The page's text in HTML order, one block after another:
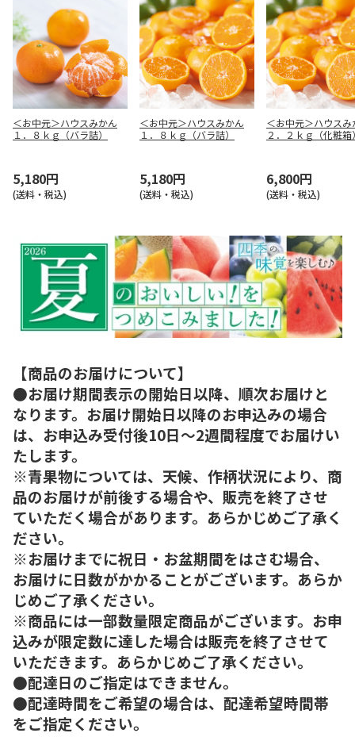
＜お中元＞ハウスみかん
１．８ｋｇ（バラ詰）
5,180円
(送料・税込)
＜お中元＞ハウスみかん
１．８ｋｇ（バラ詰）
5,180円
(送料・税込)
＜お中元＞ハウスみ
２．２ｋｇ（化粧箱
6,800円
(送料・税込)
【商品のお届けについて】
●お届け期間表示の開始日以降、順次お届けと
なります。お届け開始日以降のお申込みの場合
は、お申込み受付後10日～2週間程度でお届けい
たします。
※青果物については、天候、作柄状況により、商
品のお届けが前後する場合や、販売を終了させ
ていただく場合があります。あらかじめご了承く
ださい。
※お届けまでに祝日・お盆期間をはさむ場合、
お届けに日数がかかることがございます。あらか
じめご了承ください。
※商品には一部数量限定商品がございます。お申
込みが限定数に達した場合は販売を終了させて
いただきます。あらかじめご了承ください。
●配達日のご指定はできません。
●配達時間をご希望の場合は、配達希望時間帯
をご指定ください。